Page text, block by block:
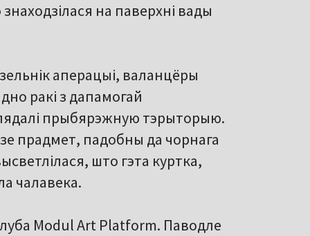
на паверхні вады
аперацыі, валанцёры
ракі з дапамогай
прыбярэжную тэрыторыю.
прадмет, падобны да чорнага
што гэта куртка,
чалавека.
Modul Art Platform. Паводле